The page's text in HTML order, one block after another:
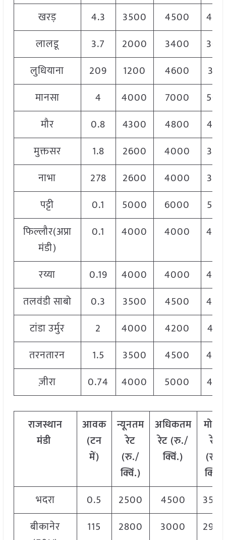
खरड़
4.3 3500 4500
लालडू
3.7 2000 3400
लुधियाना
209 1200 4600
मानसा
4 4000 7000
मौर
0.8 4300 4800
मुक्तसर
1.8 2600 4000
नाभा
278 2600 4000
पट्टी
0.1 5000 6000
फिल्लौर(अप्रा
मंडी)
0.1 4000 4000
रय्या 0.19 4000 4000
तलवंडी साबो
0.3 3500 4500
टांडा उर्मुर
2 4000 4200
तरनतारन
1.5 3500 4500
ज़ीरा
0.74 4000 5000
राजस्थान
मंडी
आवक
(टन
में)
न्यूनतम
रेट
(रु./
क्विं.)
अधिकतम
रेट (रु./
क्विं.)
मोडल
रेट
(रु./
क्विं.)
भदरा
0.5 2500 4500
बीकानेर
115 2800 3000